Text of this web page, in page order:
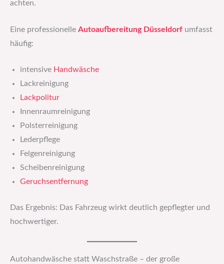
achten.
Eine professionelle Autoaufbereitung Düsseldorf umfasst
häufig:
intensive Handwäsche
Lackreinigung
Lackpolitur
Innenraumreinigung
Polsterreinigung
Lederpflege
Felgenreinigung
Scheibenreinigung
Geruchsentfernung
Das Ergebnis: Das Fahrzeug wirkt deutlich gepflegter und
hochwertiger.
Autohandwäsche statt Waschstraße – der große